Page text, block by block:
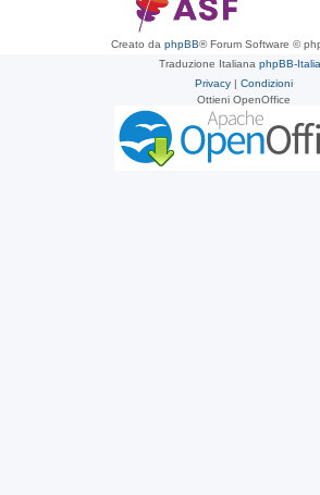
Creato da phpBB® Forum Software ©
Traduzione Italiana phpBB-
Privacy | Condizioni
Ottieni OpenOffice